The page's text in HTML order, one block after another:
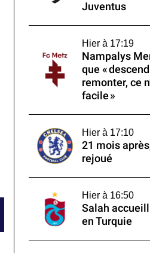
Juventus
Hier à 17:19
Nampalys
que «
remonter, ce
facile »
Hier à 17:10
21 mois
rejoué
Hier à 16:50
Salah
en Turquie